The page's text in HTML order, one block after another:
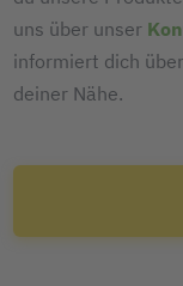
uns über unser
informiert dich
deiner Nähe.